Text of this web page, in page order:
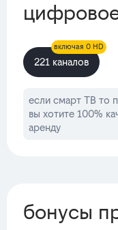
221 каналов
включая 0 HD
если смарт ТВ то
вы хотите 100%
аренду
бонусы